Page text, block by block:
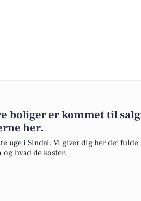
boliger er kommet til salg
her.
uge i Sindal. Vi giver dig her det fulde
hvad de koster.